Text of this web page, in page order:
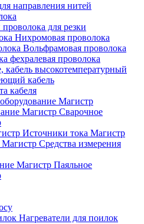
направления нитей
проволока для резки
Нихромовая проволока
Вольфрамовая проволока
фехралевая проволока
кабель высокотемпературный
кабель
кабеля
Магистр
Сварочное
Источники тока Магистр
Средства измерения
Паяльное
Нагреватели для поилок